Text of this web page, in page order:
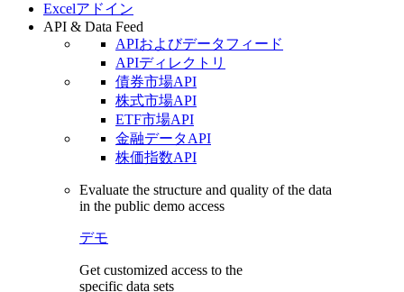
Excelアドイン
API & Data Feed
APIおよびデータフィード
APIディレクトリ
債券市場API
株式市場API
ETF市場API
金融データAPI
株価指数API
Evaluate the structure and quality of the data
in the public demo access
デモ
Get customized access to the
specific data sets